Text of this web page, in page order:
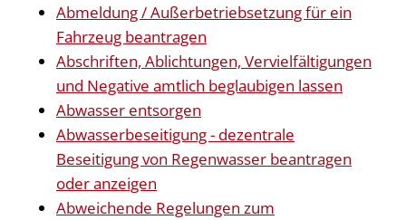
Abmeldung / Außerbetriebsetzung für ein
Fahrzeug beantragen
Abschriften, Ablichtungen, Vervielfältigungen
und Negative amtlich beglaubigen lassen
Abwasser entsorgen
Abwasserbeseitigung - dezentrale
Beseitigung von Regenwasser beantragen
oder anzeigen
Abweichende Regelungen zum